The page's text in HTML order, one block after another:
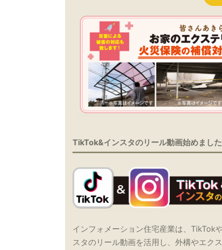
TikTok&インスタのリール動画始めました
インフォメーション住宅産業は、TikTok
スタのリール動画を活用し、外構やエク